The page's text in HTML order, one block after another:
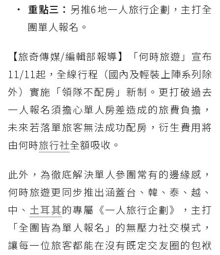
重點三： 另推6地一人旅行企劃，主打全
團單人報名。
【旅奇傳媒/編輯部報導】「何時旅遊」宣布
11/11起，全線行程（國內及輕裝上陣系列除
外）實施「領隊不配房」新制。更打破過去
一人報名須擔心單人房差造成的旅費負擔，
未來若落單旅客無法成功配房，衍生費用將
由何時旅行社全額吸收。
此外，為徹底解決單人參團常有的邊緣感，
何時旅遊更同步推出涵蓋台、韓、泰、越、
中、 土耳其的專屬《一人旅行企劃》，主打
「全團皆為單人報名」的無壓力社交模式，
讓每一位旅客都能在沒有既定交友圈的包袱